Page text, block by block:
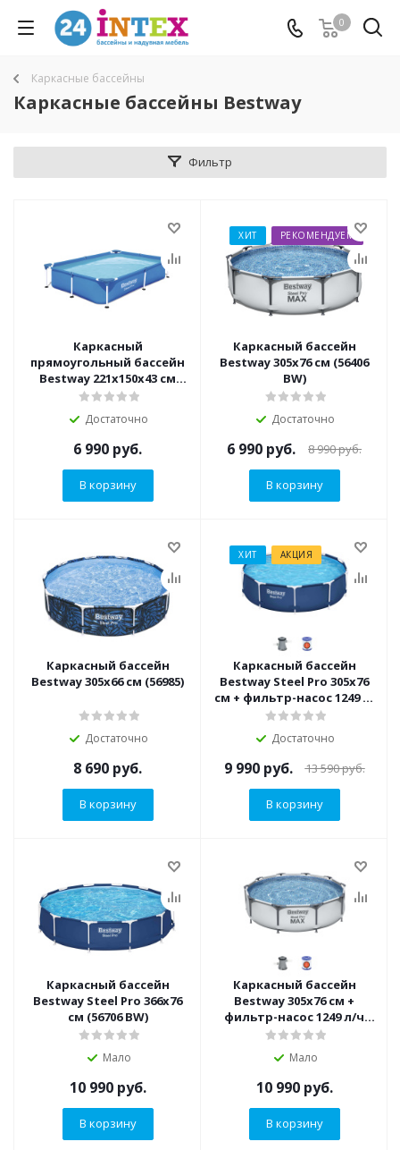
0
Каркасные бассейны
Каркасные бассейны Bestway
Фильтр
Каркасный
прямоугольный бассейн
Bestway 221х150х43 см
(56401 BW)
Достаточно
6 990 руб.
В корзину
ХИТ РЕКОМЕНДУЕМ
Каркасный бассейн
Bestway 305х76 см (56406
BW)
Достаточно
6 990 руб. 8 990руб.
В корзину
Каркасный бассейн
Bestway 305х66 см (56985)
Достаточно
8 690 руб.
В корзину
ХИТ АКЦИЯ
Каркасный бассейн
Bestway Steel Pro 305х76
см + фильтр-насос 1249 л/
ч (56679 BW)
Достаточно
9 990руб. 13 590руб.
В корзину
Каркасный бассейн
Bestway Steel Pro 366х76
см (56706 BW)
Мало
10 990руб.
В корзину
Каркасный бассейн
Bestway 305х76 см +
фильтр-насос 1249 л/ч
(56408 BW)
Мало
10 990руб.
В корзину